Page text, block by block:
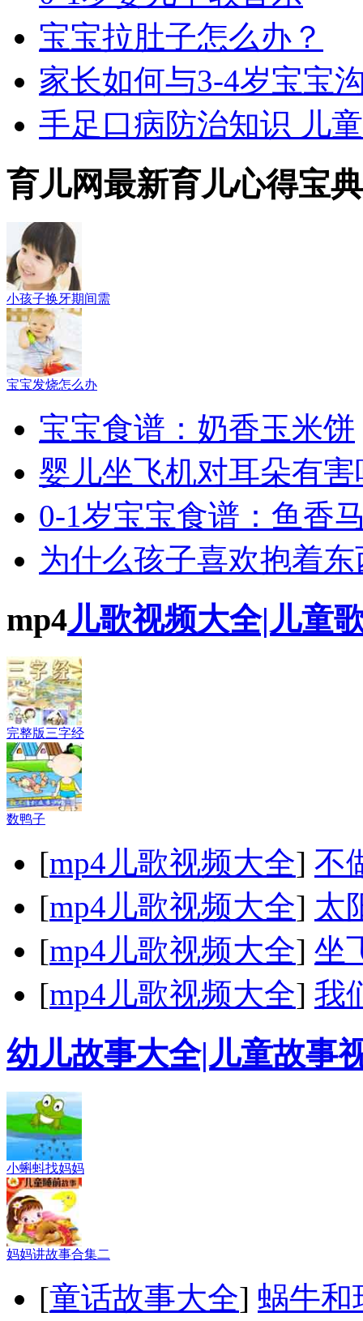
宝宝拉肚子怎么办？
家长如何与3-4岁宝宝
手足口病防治知识 儿
育儿网最新育儿心得宝典
小孩子换牙期间需
宝宝发烧怎么办
宝宝食谱：奶香玉米饼
婴儿坐飞机对耳朵有害
0-1岁宝宝食谱：鱼香
为什么孩子喜欢抱着
mp4儿歌视频大全|儿童
完整版三字经
数鸭子
[mp4儿歌视频大全] 不
[mp4儿歌视频大全] 太
[mp4儿歌视频大全] 坐
[mp4儿歌视频大全] 我
幼儿故事大全|儿童故事
小蝌蚪找妈妈
妈妈讲故事合集二
[童话故事大全] 蜗牛和